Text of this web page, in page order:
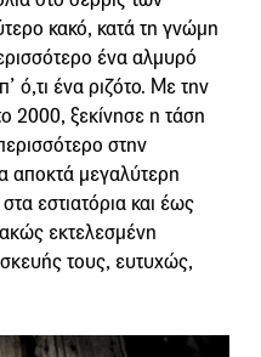
κακό, κατά τη γνώμη
ένα αλμυρό
ό,τι ένα ριζότο. Με την
2000, ξεκίνησε η τάση
στην
αποκτά μεγαλύτερη
εστιατόρια και έως
εκτελεσμένη
τους, ευτυχώς,